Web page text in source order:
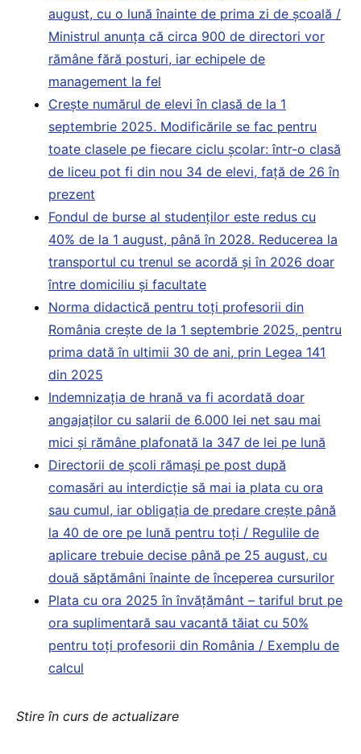
august, cu o lună înainte de prima zi de școală /
Ministrul anunța că circa 900 de directori vor
rămâne fără posturi, iar echipele de
management la fel
Crește numărul de elevi în clasă de la 1
septembrie 2025. Modificările se fac pentru
toate clasele pe fiecare ciclu școlar: într-o clasă
de liceu pot fi din nou 34 de elevi, față de 26 în
prezent
Fondul de burse al studenților este redus cu
40% de la 1 august, până în 2028. Reducerea la
transportul cu trenul se acordă și în 2026 doar
între domiciliu și facultate
Norma didactică pentru toți profesorii din
România crește de la 1 septembrie 2025, pentru
prima dată în ultimii 30 de ani, prin Legea 141
din 2025
Indemnizația de hrană va fi acordată doar
angajaților cu salarii de 6.000 lei net sau mai
mici și rămâne plafonată la 347 de lei pe lună
Directorii de școli rămași pe post după
comasări au interdicție să mai ia plata cu ora
sau cumul, iar obligația de predare crește până
la 40 de ore pe lună pentru toți / Regulile de
aplicare trebuie decise până pe 25 august, cu
două săptămâni înainte de începerea cursurilor
Plata cu ora 2025 în învățământ – tariful brut pe
ora suplimentară sau vacantă tăiat cu 50%
pentru toți profesorii din România / Exemplu de
calcul
Stire în curs de actualizare